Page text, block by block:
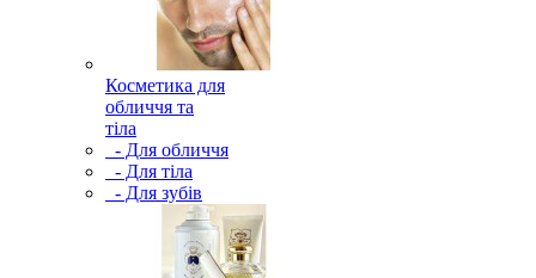
Косметика для
обличчя та
тіла
- Для обличчя
- Для тіла
- Для зубів